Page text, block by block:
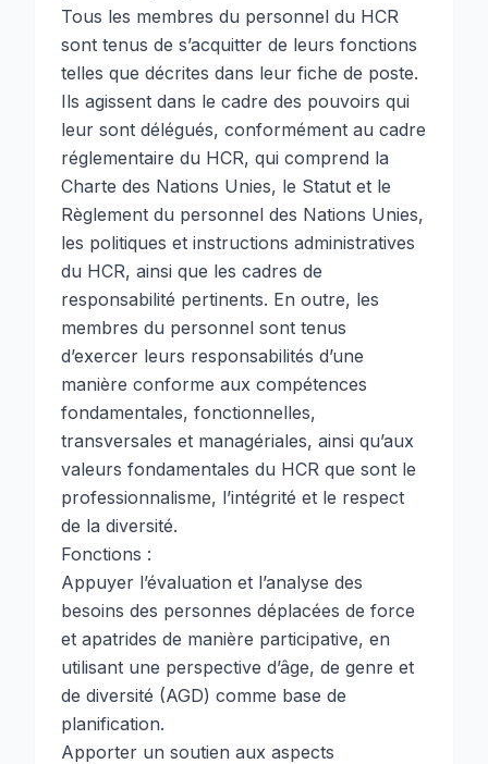
Tous les membres du personnel du HCR
sont tenus de s’acquitter de leurs fonctions
telles que décrites dans leur fiche de poste.
Ils agissent dans le cadre des pouvoirs qui
leur sont délégués, conformément au cadre
réglementaire du HCR, qui comprend la
Charte des Nations Unies, le Statut et le
Règlement du personnel des Nations Unies,
les politiques et instructions administratives
du HCR, ainsi que les cadres de
responsabilité pertinents. En outre, les
membres du personnel sont tenus
d’exercer leurs responsabilités d’une
manière conforme aux compétences
fondamentales, fonctionnelles,
transversales et managériales, ainsi qu’aux
valeurs fondamentales du HCR que sont le
professionnalisme, l’intégrité et le respect
de la diversité.
Fonctions :
Appuyer l’évaluation et l’analyse des
besoins des personnes déplacées de force
et apatrides de manière participative, en
utilisant une perspective d’âge, de genre et
de diversité (AGD) comme base de
planification.
Apporter un soutien aux aspects